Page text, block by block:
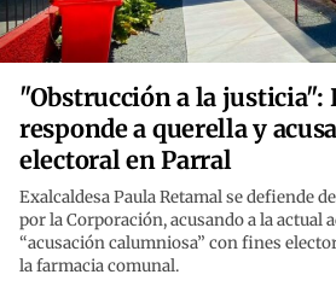
"Obstrucción a la justicia":
responde a querella y
electoral en Parral
Exalcaldesa Paula Retamal se defiende
por la Corporación, acusando a la actual
“acusación calumniosa” con fines
la farmacia comunal.